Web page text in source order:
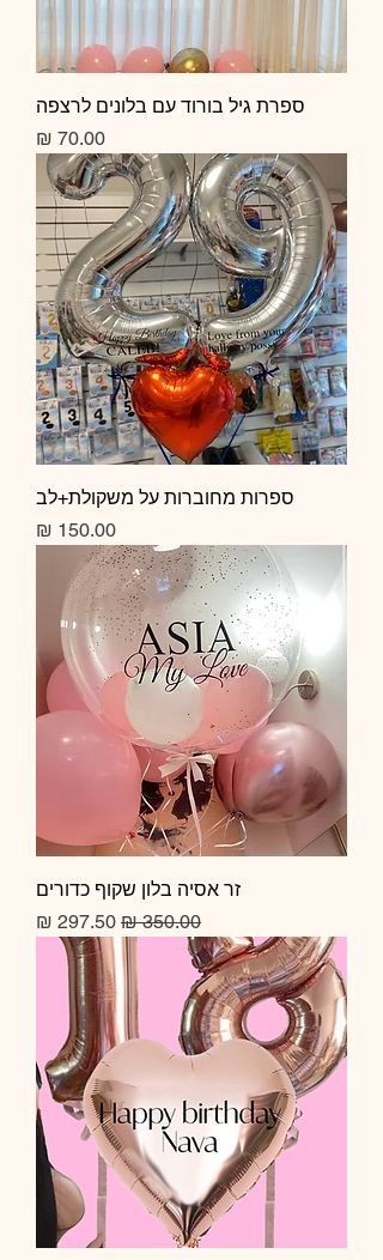
ספרת גיל בורוד עם בלונים לרצפה
מחיר
ספרות מחוברות על משקולת+לב
מחיר
זר אסיה בלון שקוף כדורים
מחיר רגיל מחיר מבצע